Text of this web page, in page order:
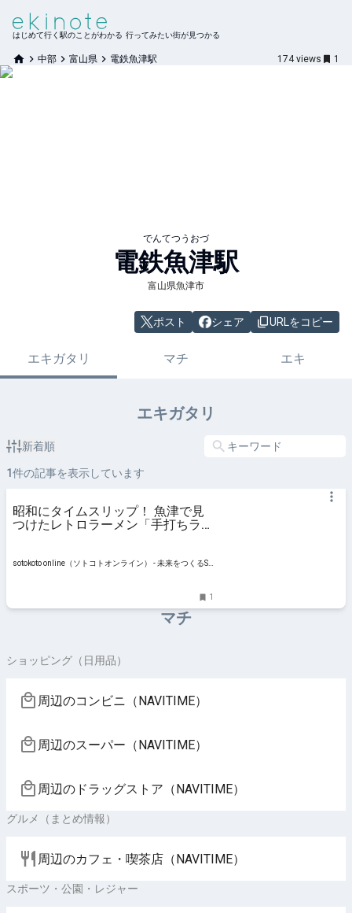
はじめて行く駅のことがわかる 行ってみたい街が見つかる
中部 富山県 電鉄魚津駅 174 views 1
でんてつうおづ
電鉄魚津駅
富山県魚津市
ポスト シェア URLをコピー
エキガタリ マチ エキ
エキガタリ
新着順
1件の記事を表示しています
昭和にタイムスリップ！ 魚津で見
つけたレトロラーメン「手打ちラー
sotokoto online（ソトコトオンライン） - 未来をつくるSD
1
マチ
ショッピング（日用品）
周辺のコンビニ（NAVITIME）
周辺のスーパー（NAVITIME）
周辺のドラッグストア（NAVITIME）
グルメ（まとめ情報）
周辺のカフェ・喫茶店（NAVITIME）
スポーツ・公園・レジャー